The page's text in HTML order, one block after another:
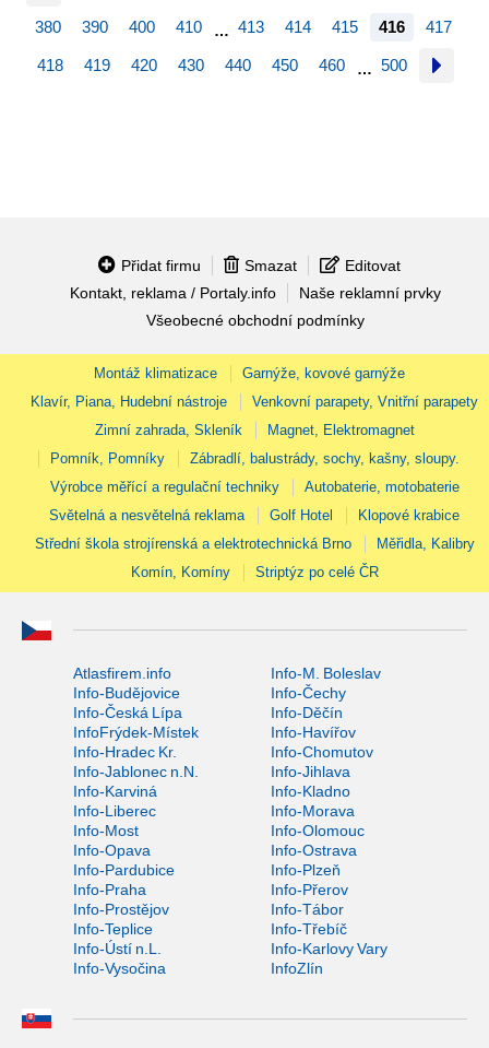
380 390 400 410 … 413 414 415 416 417
418 419 420 430 440 450 460 … 500
Přidat firmu Smazat
Editovat
Kontakt, reklama / Portaly.info
Naše reklamní prvky
Všeobecné obchodní podmínky
Montáž klimatizace
Garnýže, kovové garnýže
Klavír, Piana, Hudební nástroje
Venkovní parapety, Vnitřní parapety
Zimní zahrada, Skleník
Magnet, Elektromagnet
Pomník, Pomníky
Zábradlí, balustrády, sochy, kašny, sloupy.
Výrobce měřící a regulační techniky
Autobaterie, motobaterie
Světelná a nesvětelná reklama
Golf Hotel
Klopové krabice
Střední škola strojírenská a elektrotechnická Brno
Měřidla, Kalibry
Komín, Komíny
Striptýz po celé ČR
Atlasfirem.info
Info-M. Boleslav
Info-Budějovice
Info-Čechy
Info-Česká Lípa
Info-Děčín
InfoFrýdek-Místek
Info-Havířov
Info-Hradec Kr.
Info-Chomutov
Info-Jablonec n.N.
Info-Jihlava
Info-Karviná
Info-Kladno
Info-Liberec
Info-Morava
Info-Most
Info-Olomouc
Info-Opava
Info-Ostrava
Info-Pardubice
Info-Plzeň
Info-Praha
Info-Přerov
Info-Prostějov
Info-Tábor
Info-Teplice
Info-Třebíč
Info-Ústí n.L.
Info-Karlovy Vary
Info-Vysočina
InfoZlín